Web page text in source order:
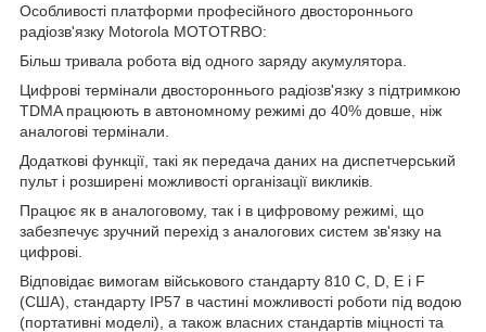
Особливості платформи професійного двостороннього
радіозв'язку Motorola MOTOTRBO:
Більш тривала робота від одного заряду акумулятора.
Цифрові термінали двостороннього радіозв'язку з підтримкою
TDMA працюють в автономному режимі до 40% довше, ніж
аналогові термінали.
Додаткові функції, такі як передача даних на диспетчерський
пульт і розширені можливості організації викликів.
Працює як в аналоговому, так і в цифровому режимі, що
забезпечує зручний перехід з аналогових систем зв'язку на
цифрові.
Відповідає вимогам військового стандарту 810 C, D, E і F
(США), стандарту IP57 в частині можливості роботи під водою
(портативні моделі), а також власних стандартів міцності та